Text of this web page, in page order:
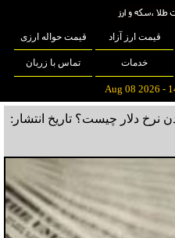
قیمت ارز آزاد قیمت حواله ارزی
خدمات تماس با زربان
نرخ دلار چیست؟ تاریخ انتشار: